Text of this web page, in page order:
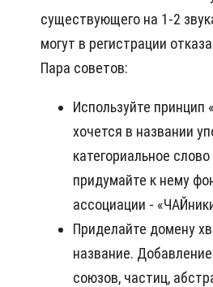
существующего на 1-2
могут в регистрации
Пара советов:
Используйте принцип
хочется в названии
категориальное слово
придумайте к нему
ассоциации -
Приделайте домену
название.
союзов, частиц,